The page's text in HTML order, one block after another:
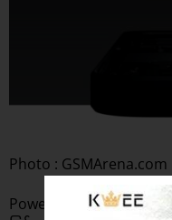
Photo : GSMArena.com
Powerful Hardware ပိုင်